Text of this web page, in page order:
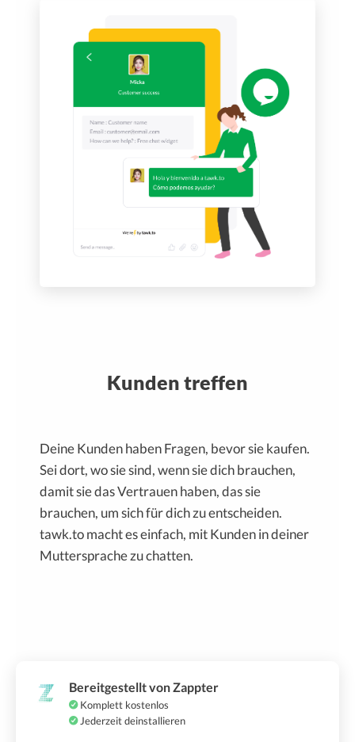
Kunden treffen
Deine Kunden haben Fragen, bevor sie kaufen.
Sei dort, wo sie sind, wenn sie dich brauchen,
damit sie das Vertrauen haben, das sie
brauchen, um sich für dich zu entscheiden.
tawk.to macht es einfach, mit Kunden in deiner
Muttersprache zu chatten.
Bereitgestellt von Zappter
Komplett kostenlos
Jederzeit deinstallieren